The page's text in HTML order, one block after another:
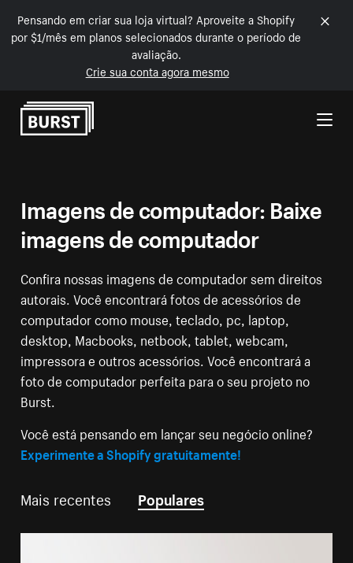
Pensando em criar sua loja virtual? Aproveite a Shopify
por $1/mês em planos selecionados durante o período de
avaliação.
Crie sua conta agora mesmo
Pular para o conteúdo
Imagens de computador: Baixe
imagens de computador
Confira nossas imagens de computador sem direitos
autorais. Você encontrará fotos de acessórios de
computador como mouse, teclado, pc, laptop,
desktop, Macbooks, netbook, tablet, webcam,
impressora e outros acessórios. Você encontrará a
foto de computador perfeita para o seu projeto no
Burst.
Você está pensando em lançar seu negócio online?
Experimente a Shopify gratuitamente!
Mais recentes Populares